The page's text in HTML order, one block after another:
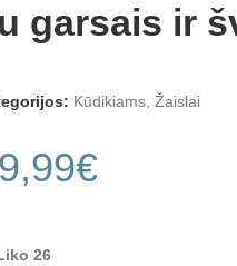
garsais ir
Kūdikiams Žaislai
€
26